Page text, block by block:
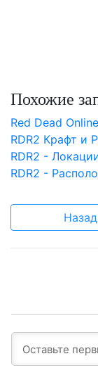
Похожие
Red Dead
RDR2 Крафт и
RDR2 -
RDR2 -
Назад